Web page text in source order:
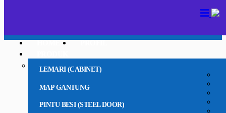
LEMARI (CABINET)
MAP GANTUNG
PINTU BESI (STEEL DOOR)